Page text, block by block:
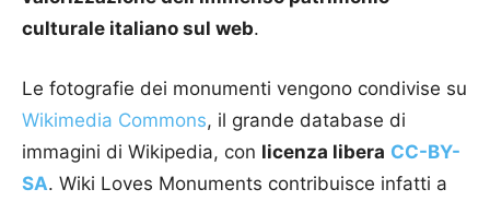
culturale italiano sul web.
Le fotografie dei monumenti vengono condivise su
Wikimedia Commons, il grande database di
immagini di Wikipedia, con licenza libera CC-BY-
SA. Wiki Loves Monuments contribuisce infatti a